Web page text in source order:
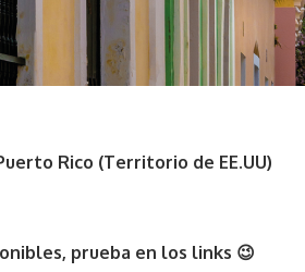
Rico (Territorio de EE.UU)
prueba en los links 😉